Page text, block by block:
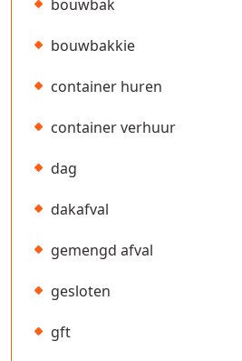
bouwbak
bouwbakkie
container huren
container verhuur
dag
dakafval
gemengd afval
gesloten
gft